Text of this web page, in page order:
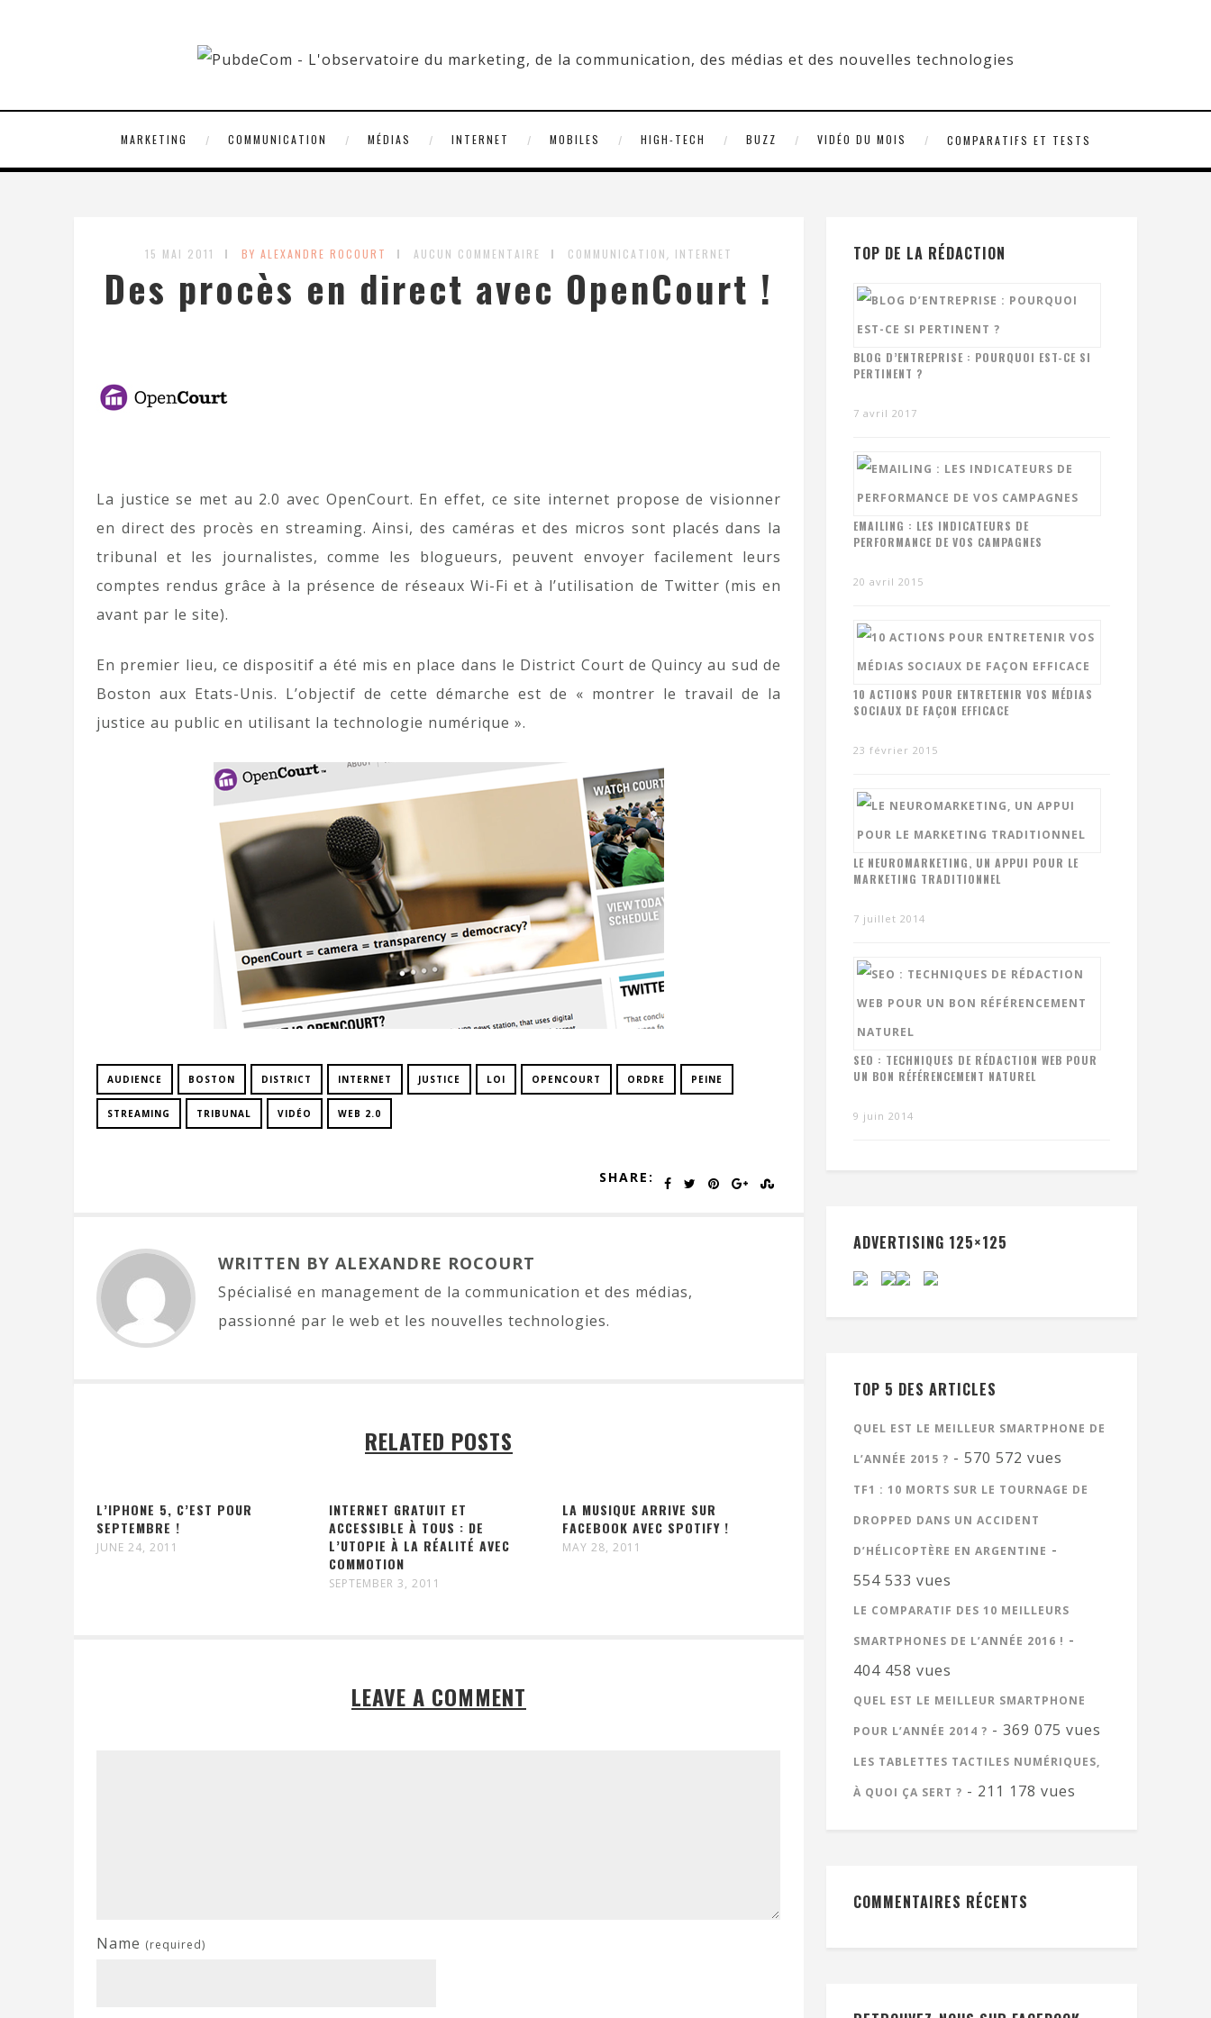
MARKETING COMMUNICATION MÉDIAS INTERNET MOBILES HIGH-TECH BUZZ VIDÉO DU MOIS COMPARATIFS ET TESTS
15 MAI 2011 BY ALEXANDRE ROCOURT AUCUN COMMENTAIRE COMMUNICATION, INTERNET
Des procès en direct avec OpenCourt !
La justice se met au 2.0 avec OpenCourt. En effet, ce site internet propose de visionner
en direct des procès en streaming. Ainsi, des caméras et des micros sont placés dans la
tribunal et les journalistes, comme les blogueurs, peuvent envoyer facilement leurs
comptes rendus grâce à la présence de réseaux Wi-Fi et à l’utilisation de Twitter (mis en
avant par le site).
En premier lieu, ce dispositif a été mis en place dans le District Court de Quincy au sud de
Boston aux Etats-Unis. L’objectif de cette démarche est de « montrer le travail de la
justice au public en utilisant la technologie numérique ».
AUDIENCE BOSTON DISTRICT INTERNET JUSTICE LOI OPENCOURT ORDRE PEINE
STREAMING TRIBUNAL VIDÉO WEB 2.0
SHARE:
WRITTEN BY ALEXANDRE ROCOURT
Spécialisé en management de la communication et des médias,
passionné par le web et les nouvelles technologies.
RELATED POSTS
L’IPHONE 5, C’EST POUR
SEPTEMBRE !
JUNE 24, 2011
INTERNET GRATUIT ET
ACCESSIBLE À TOUS : DE
L’UTOPIE À LA RÉALITÉ AVEC
COMMOTION
SEPTEMBER 3, 2011
LA MUSIQUE ARRIVE SUR
FACEBOOK AVEC SPOTIFY !
MAY 28, 2011
LEAVE A COMMENT
Name (required)
TOP DE LA RÉDACTION
BLOG D’ENTREPRISE : POURQUOI EST-CE SI
PERTINENT ?
7 avril 2017
EMAILING : LES INDICATEURS DE
PERFORMANCE DE VOS CAMPAGNES
20 avril 2015
10 ACTIONS POUR ENTRETENIR VOS MÉDIAS
SOCIAUX DE FAÇON EFFICACE
23 février 2015
LE NEUROMARKETING, UN APPUI POUR LE
MARKETING TRADITIONNEL
7 juillet 2014
SEO : TECHNIQUES DE RÉDACTION WEB POUR
UN BON RÉFÉRENCEMENT NATUREL
9 juin 2014
ADVERTISING 125×125
TOP 5 DES ARTICLES
QUEL EST LE MEILLEUR SMARTPHONE DE
L’ANNÉE 2015 ? - 570 572 vues
TF1 : 10 MORTS SUR LE TOURNAGE DE
DROPPED DANS UN ACCIDENT
D’HÉLICOPTÈRE EN ARGENTINE -
554 533 vues
LE COMPARATIF DES 10 MEILLEURS
SMARTPHONES DE L’ANNÉE 2016 ! -
404 458 vues
QUEL EST LE MEILLEUR SMARTPHONE
POUR L’ANNÉE 2014 ? - 369 075 vues
LES TABLETTES TACTILES NUMÉRIQUES,
À QUOI ÇA SERT ? - 211 178 vues
COMMENTAIRES RÉCENTS